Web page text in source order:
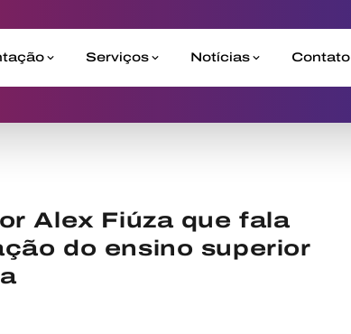
Serviços Notícias Contato
Alex Fiúza que fala
do ensino superior